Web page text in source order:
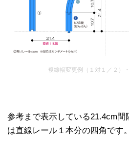
複線幅変更例（１対１／２）
参考まで表示している21.4cm間
は直線レール１本分の四角です。